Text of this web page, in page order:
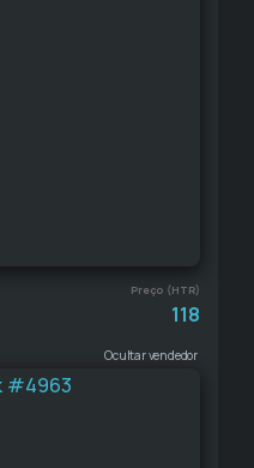
Preço (HTR)
118
Ocultar vendedor